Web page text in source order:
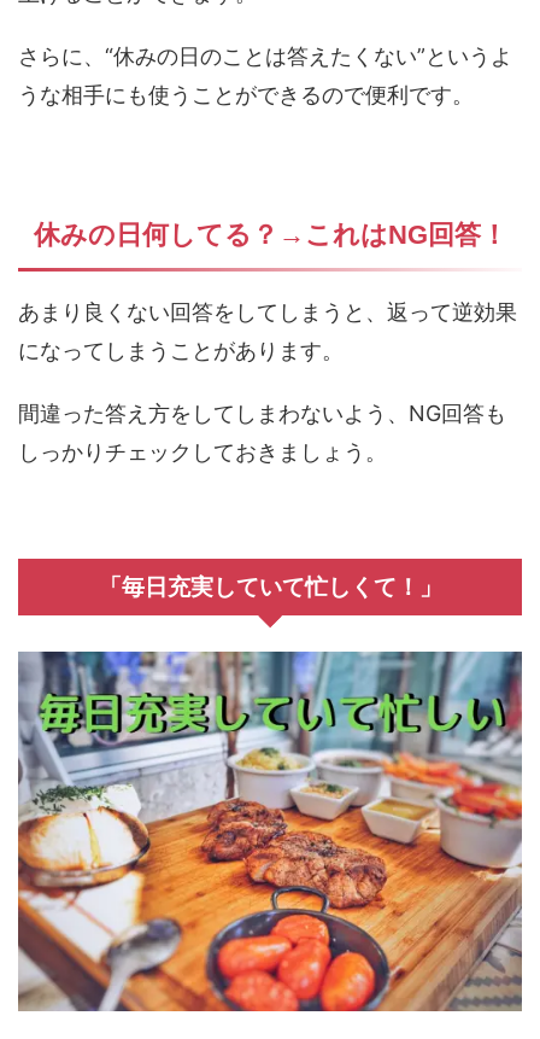
さらに、“休みの日のことは答えたくない”というよ
うな相手にも使うことができるので便利です。
休みの日何してる？→これはNG回答！
あまり良くない回答をしてしまうと、返って逆効果
になってしまうことがあります。
間違った答え方をしてしまわないよう、NG回答も
しっかりチェックしておきましょう。
「毎日充実していて忙しくて！」